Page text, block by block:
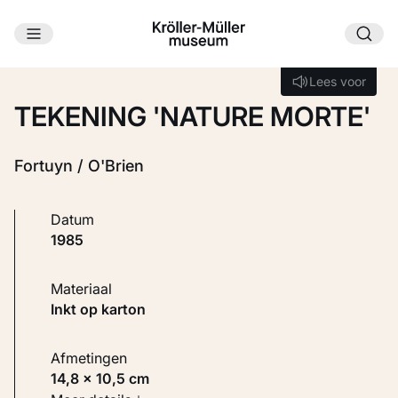
Ga naar hoofdinhoud
Lees voor
Lees voor
TEKENING 'NATURE MORTE'
Fortuyn / O'Brien
Datum
1985
Materiaal
Inkt op karton
Afmetingen
14,8 × 10,5 cm